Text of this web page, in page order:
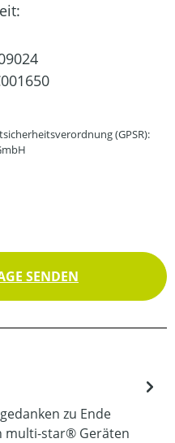
(GPSR):
SENDEN
zu Ende
multi-star® Geräten